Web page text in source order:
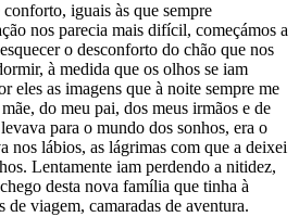
iguais às que sempre
nos parecia mais difícil, começámos a
o desconforto do chão que nos
à medida que os olhos se iam
eles as imagens que à noite sempre me
do meu pai, dos meus irmãos e de
para o mundo dos sonhos, era o
nos lábios, as lágrimas com que a deixei
Lentamente iam perdendo a nitidez,
desta nova família que tinha à
viagem, camaradas de aventura.